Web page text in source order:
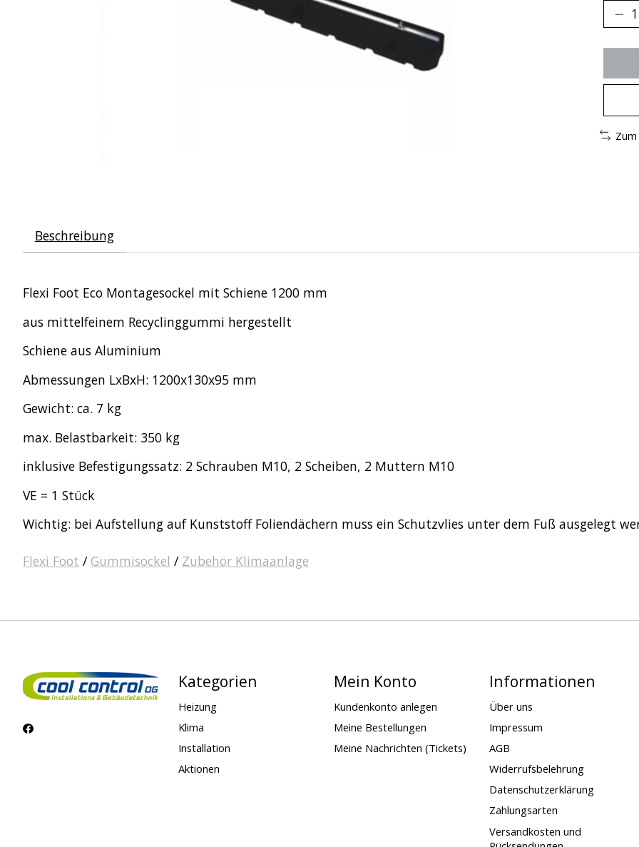
Beschreibung
Flexi Foot Eco Montagesockel mit Schiene 1200 mm
aus mittelfeinem Recyclinggummi hergestellt
Schiene aus Aluminium
Abmessungen LxBxH: 1200x130x95 mm
Gewicht: ca. 7 kg
max. Belastbarkeit: 350 kg
inklusive Befestigungssatz: 2 Schrauben M10, 2 Scheiben, 2 Muttern M10
VE = 1 Stück
Wichtig: bei Aufstellung auf Kunststoff Foliendächern muss ein Schutzvlies unter dem Fuß ausgelegt
Flexi Foot /Gummisockel / Zubehör Klimaanlage
Kategorien
Heizung
Klima
Installation
Aktionen
Mein Konto
Kundenkonto anlegen
Meine Bestellungen
Meine Nachrichten (Tickets)
Informationen
Über uns
Impressum
AGB
Widerrufsbelehrung
Datenschutzerklärung
Zahlungsarten
Versandkosten und